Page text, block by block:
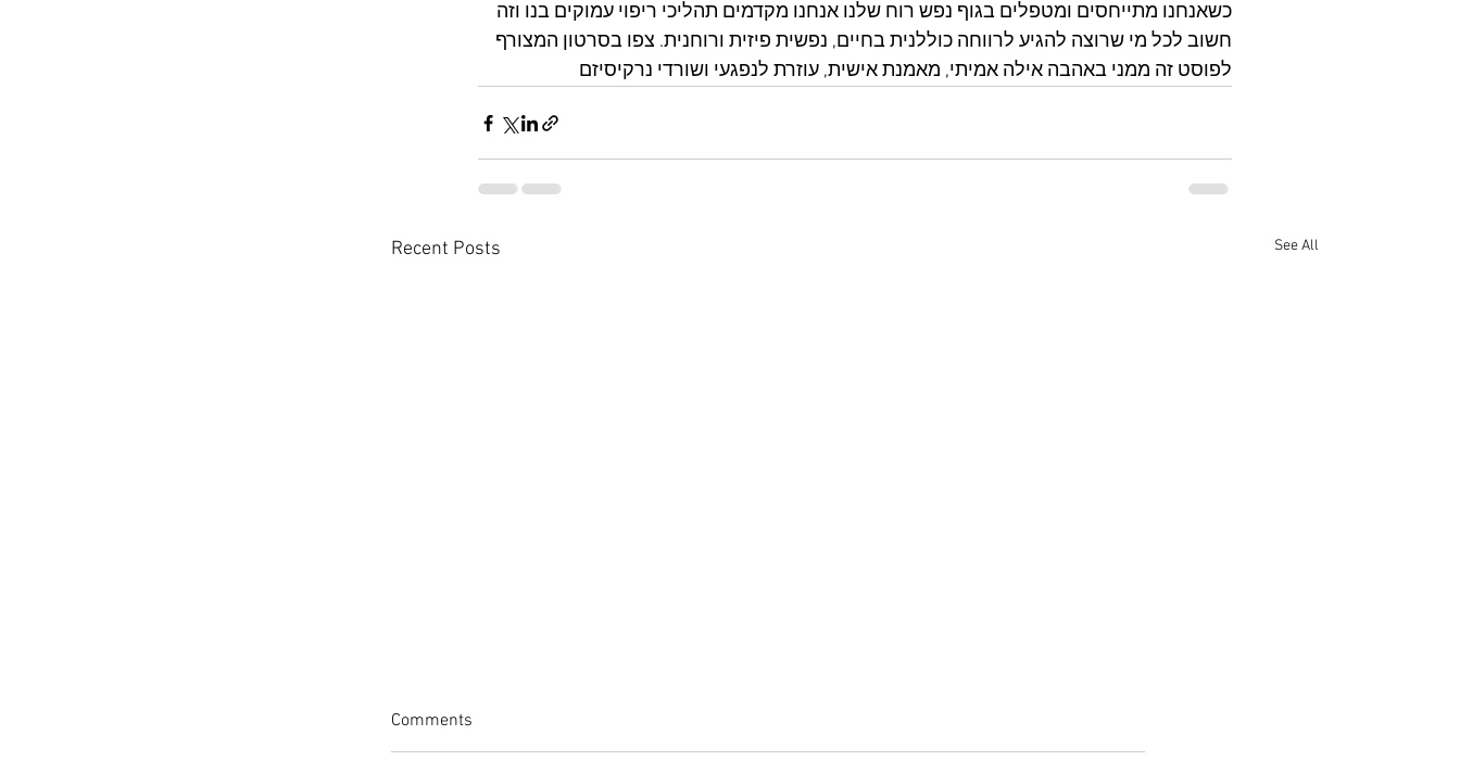
כשאנחנו מתייחסים ומטפלים בגוף נפש רוח שלנו אנחנו מקדמים תהליכי ריפוי עמוקים בנו וזה
חשוב לכל מי שרוצה להגיע לרווחה כוללנית בחיים, נפשית פיזית ורוחנית. צפו בסרטון המצורף
לפוסט זה ממני באהבה אילה אמיתי, מאמנת אישית, עוזרת לנפגעי ושורדי נרקיסיזם
Recent Posts See All
Comments